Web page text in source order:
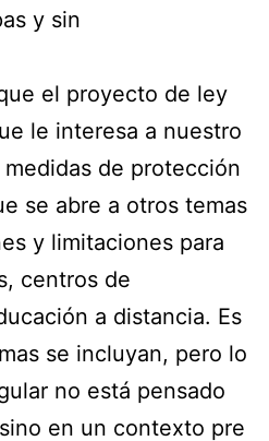
y sin
el proyecto de ley
le interesa a nuestro
de protección
se abre a otros temas
y limitaciones para
centros de
a distancia. Es
se incluyan, pero lo
no está pensado
en un contexto pre